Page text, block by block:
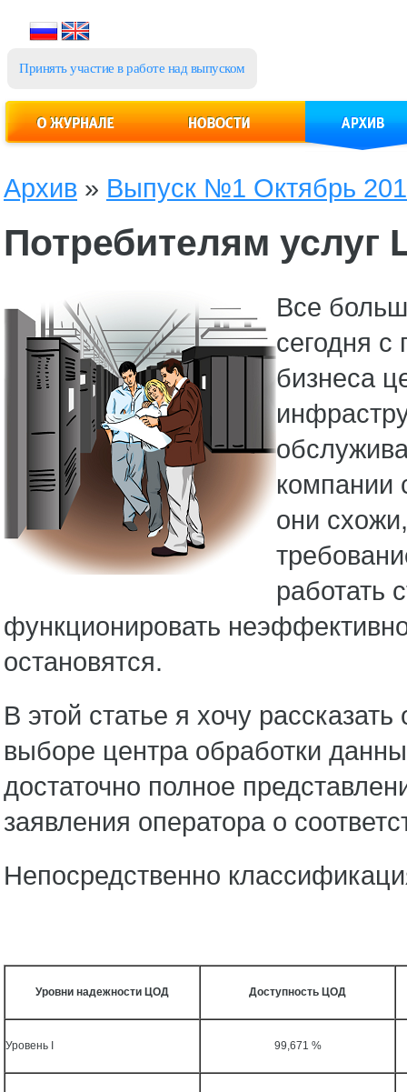
Принять участие в работе над выпуском
Архив » Выпуск №1 Октябрь
Потребителям
Все
сегодня
бизнеса
компании
они
работать
функционировать
остановятся.
В этой статье я хочу
выборе центра обработки
достаточно полное
заявления оператора о
Непосредственно
Уровни надежности ЦОД Доступность ЦОД
Уровень I 99,671 %